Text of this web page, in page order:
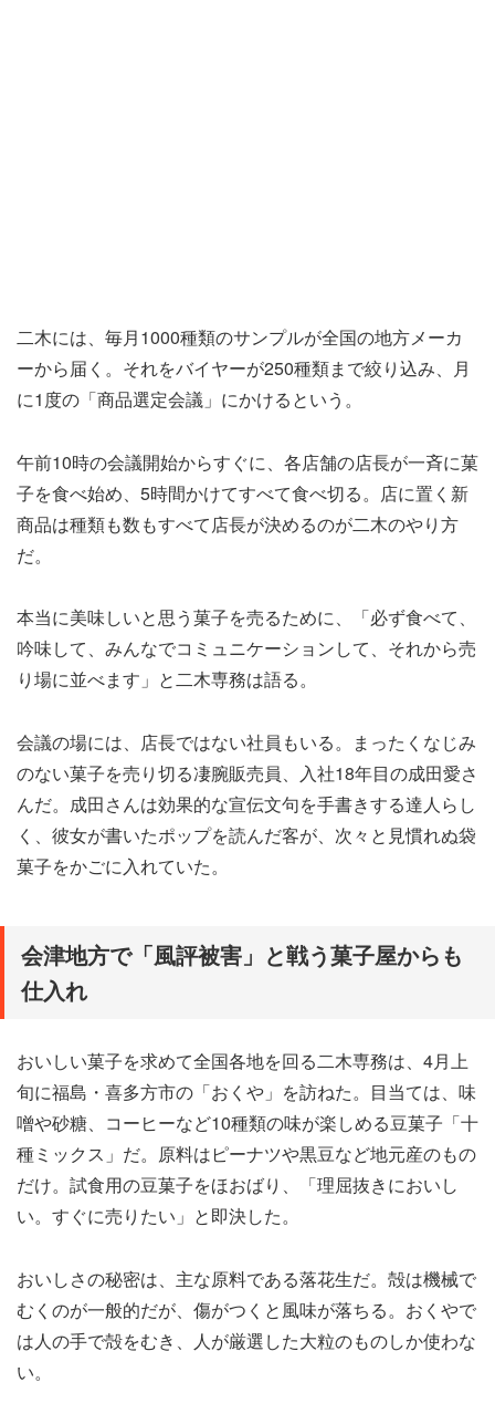
二木には、毎月1000種類のサンプルが全国の地方メーカ
ーから届く。それをバイヤーが250種類まで絞り込み、月
に1度の「商品選定会議」にかけるという。
午前10時の会議開始からすぐに、各店舗の店長が一斉に菓
子を食べ始め、5時間かけてすべて食べ切る。店に置く新
商品は種類も数もすべて店長が決めるのが二木のやり方
だ。
本当に美味しいと思う菓子を売るために、「必ず食べて、
吟味して、みんなでコミュニケーションして、それから売
り場に並べます」と二木専務は語る。
会議の場には、店長ではない社員もいる。まったくなじみ
のない菓子を売り切る凄腕販売員、入社18年目の成田愛さ
んだ。成田さんは効果的な宣伝文句を手書きする達人らし
く、彼女が書いたポップを読んだ客が、次々と見慣れぬ袋
菓子をかごに入れていた。
会津地方で「風評被害」と戦う菓子屋からも
仕入れ
おいしい菓子を求めて全国各地を回る二木専務は、4月上
旬に福島・喜多方市の「おくや」を訪ねた。目当ては、味
噌や砂糖、コーヒーなど10種類の味が楽しめる豆菓子「十
種ミックス」だ。原料はピーナツや黒豆など地元産のもの
だけ。試食用の豆菓子をほおばり、「理屈抜きにおいし
い。すぐに売りたい」と即決した。
おいしさの秘密は、主な原料である落花生だ。殻は機械で
むくのが一般的だが、傷がつくと風味が落ちる。おくやで
は人の手で殻をむき、人が厳選した大粒のものしか使わな
い。